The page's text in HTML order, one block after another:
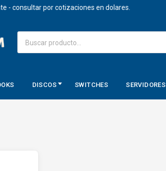
por cotizaciones en dolares.
DISCOS SWITCHES SERVIDORES